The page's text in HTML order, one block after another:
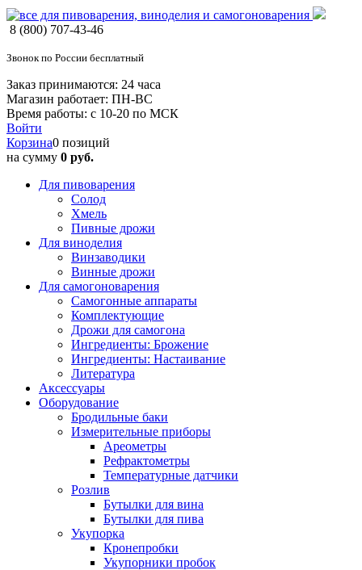
8 (800) 707-43-46
Звонок по России бесплатный
Заказ принимаются: 24 часа
Магазин работает: ПН-ВС
Время работы: с 10-20 по МСК
Войти
Корзина0 позиций
на сумму 0 руб.
Для пивоварения
Солод
Хмель
Пивные дрожи
Для виноделия
Винзаводики
Винные дрожи
Для самогоноварения
Самогонные аппараты
Комплектующие
Дрожи для самогона
Ингредиенты: Брожение
Ингредиенты: Настаивание
Литература
Аксессуары
Оборудование
Бродильные баки
Измерительные приборы
Ареометры
Рефрактометры
Температурные датчики
Розлив
Бутылки для вина
Бутылки для пива
Укупорка
Кронепробки
Укупорники пробок